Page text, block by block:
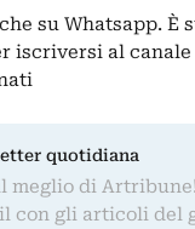
su Whatsapp. È
iscriversi al canale
quotidiana
meglio di
con gli articoli del